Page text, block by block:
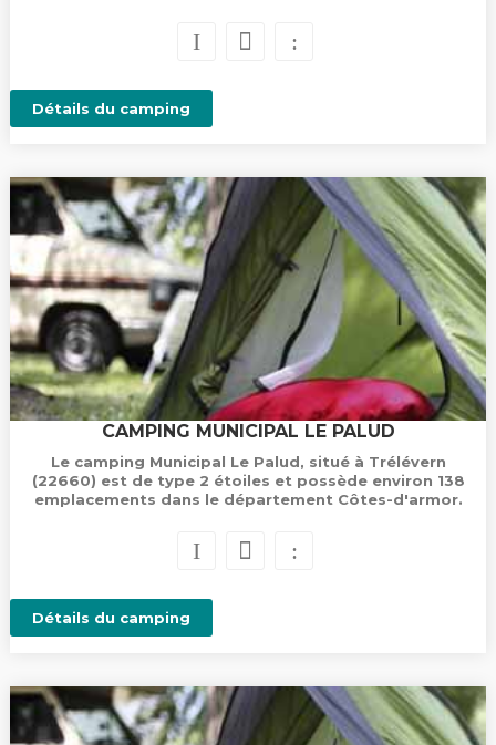
Détails du camping
CAMPING MUNICIPAL LE PALUD
Le camping Municipal Le Palud, situé à Trélévern
(22660) est de type 2 étoiles et possède environ 138
emplacements dans le département Côtes-d'armor.
Détails du camping